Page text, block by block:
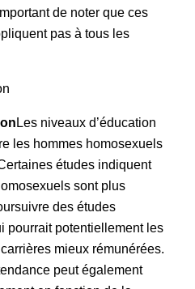
de noter que ces
pas à tous les
Les niveaux d’éducation
les hommes homosexuels
études indiquent
sont plus
des études
pourrait potentiellement les
mieux rémunérées.
peut également